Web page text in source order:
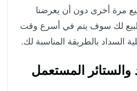
مرة أخرى دون أن يعرضنا
لك سوف يتم في أسرع وقت
السداد بالطريقة المناسبة لك.
المستعمل